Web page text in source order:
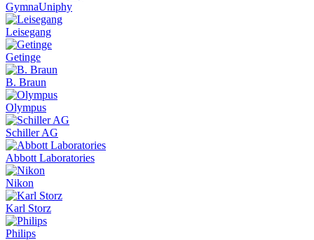
GymnaUniphy
Leisegang
Getinge
B. Braun
Olympus
Schiller AG
Abbott Laboratories
Nikon
Karl Storz
Philips